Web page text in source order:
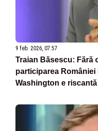
9 feb. 2026, 07:57
Traian Băsescu: Fără
participarea
Washington e riscantă